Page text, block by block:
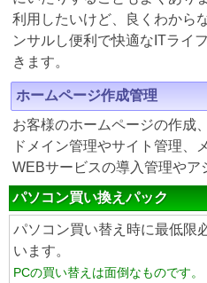
利用したいけど、良くわから
ンサルし便利で快適なITライ
きます。
ホームページ作成管理
お客様のホームページの作成
ドメイン管理やサイト管理、
WEBサービスの導入管理やア
パソコン買い換えパック
パソコン買い替え時に最低限
います。
PCの買い替えは面倒なものです。